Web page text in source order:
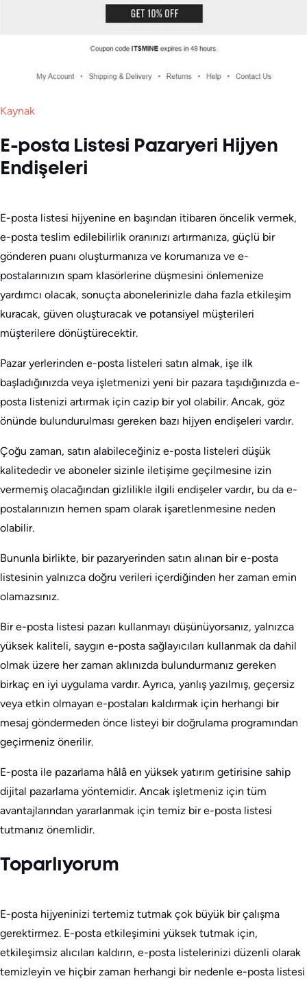
Kaynak
E-posta Listesi Pazaryeri Hijyen
Endişeleri
E-posta listesi hijyenine en başından itibaren öncelik vermek,
e-posta teslim edilebilirlik oranınızı artırmanıza, güçlü bir
gönderen puanı oluşturmanıza ve korumanıza ve e-
postalarınızın spam klasörlerine düşmesini önlemenize
yardımcı olacak, sonuçta abonelerinizle daha fazla etkileşim
kuracak, güven oluşturacak ve potansiyel müşterileri
müşterilere dönüştürecektir.
Pazar yerlerinden e-posta listeleri satın almak, işe ilk
başladığınızda veya işletmenizi yeni bir pazara taşıdığınızda e-
posta listenizi artırmak için cazip bir yol olabilir. Ancak, göz
önünde bulundurulması gereken bazı hijyen endişeleri vardır.
Çoğu zaman, satın alabileceğiniz e-posta listeleri düşük
kalitededir ve aboneler sizinle iletişime geçilmesine izin
vermemiş olacağından gizlilikle ilgili endişeler vardır, bu da e-
postalarınızın hemen spam olarak işaretlenmesine neden
olabilir.
Bununla birlikte, bir pazaryerinden satın alınan bir e-posta
listesinin yalnızca doğru verileri içerdiğinden her zaman emin
olamazsınız.
Bir e-posta listesi pazarı kullanmayı düşünüyorsanız, yalnızca
yüksek kaliteli, saygın e-posta sağlayıcıları kullanmak da dahil
olmak üzere her zaman aklınızda bulundurmanız gereken
birkaç en iyi uygulama vardır. Ayrıca, yanlış yazılmış, geçersiz
veya etkin olmayan e-postaları kaldırmak için herhangi bir
mesaj göndermeden önce listeyi bir doğrulama programından
geçirmeniz önerilir.
E-posta ile pazarlama hâlâ en yüksek yatırım getirisine sahip
dijital pazarlama yöntemidir. Ancak işletmeniz için tüm
avantajlarından yararlanmak için temiz bir e-posta listesi
tutmanız önemlidir.
Toparlıyorum
E-posta hijyeninizi tertemiz tutmak çok büyük bir çalışma
gerektirmez. E-posta etkileşimini yüksek tutmak için,
etkileşimsiz alıcıları kaldırın, e-posta listelerinizi düzenli olarak
temizleyin ve hiçbir zaman herhangi bir nedenle e-posta listesi